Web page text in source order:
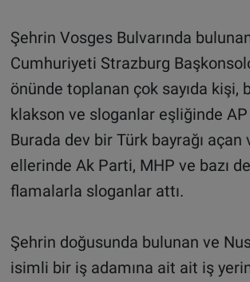
Şehrin Vosges Bulvarında
Cumhuriyeti Strazburg
önünde toplanan çok sayıda kişi,
klakson ve sloganlar eşliğinde
Burada dev bir Türk bayrağı açan
ellerinde Ak Parti, MHP ve bazı
flamalarla sloganlar attı.
Şehrin doğusunda bulunan ve
isimli bir iş adamına ait ait iş